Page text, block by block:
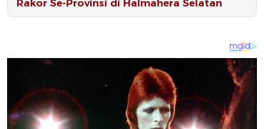
Rakor Se-Provinsi di Halmahera Selatan